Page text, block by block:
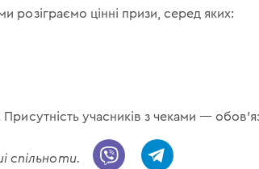
розіграємо цінні призи, серед яких:
Присутність учасників з чеками —
спільноти.